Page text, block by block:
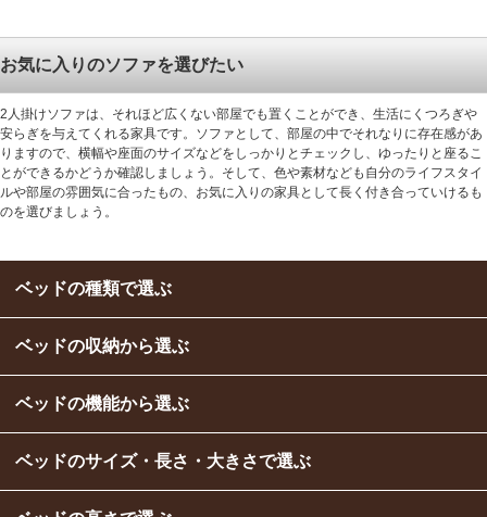
お気に入りのソファを選びたい
2人掛けソファは、それほど広くない部屋でも置くことができ、生活にくつろぎや
安らぎを与えてくれる家具です。ソファとして、部屋の中でそれなりに存在感があ
りますので、横幅や座面のサイズなどをしっかりとチェックし、ゆったりと座るこ
とができるかどうか確認しましょう。そして、色や素材なども自分のライフスタイ
ルや部屋の雰囲気に合ったもの、お気に入りの家具として長く付き合っていけるも
のを選びましょう。
ベッドの種類で選ぶ
ベッドの収納から選ぶ
ベッドの機能から選ぶ
ベッドのサイズ・長さ・大きさで選ぶ